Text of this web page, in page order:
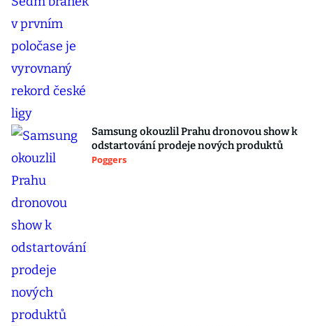
Samsung okouzlil Prahu dronovou show k
odstartování prodeje nových produktů
Poggers